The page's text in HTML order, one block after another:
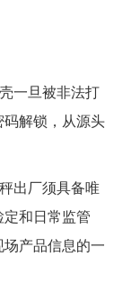
一旦被非法打
解锁，从源头
出厂须具备唯
和日常监管
产品信息的一